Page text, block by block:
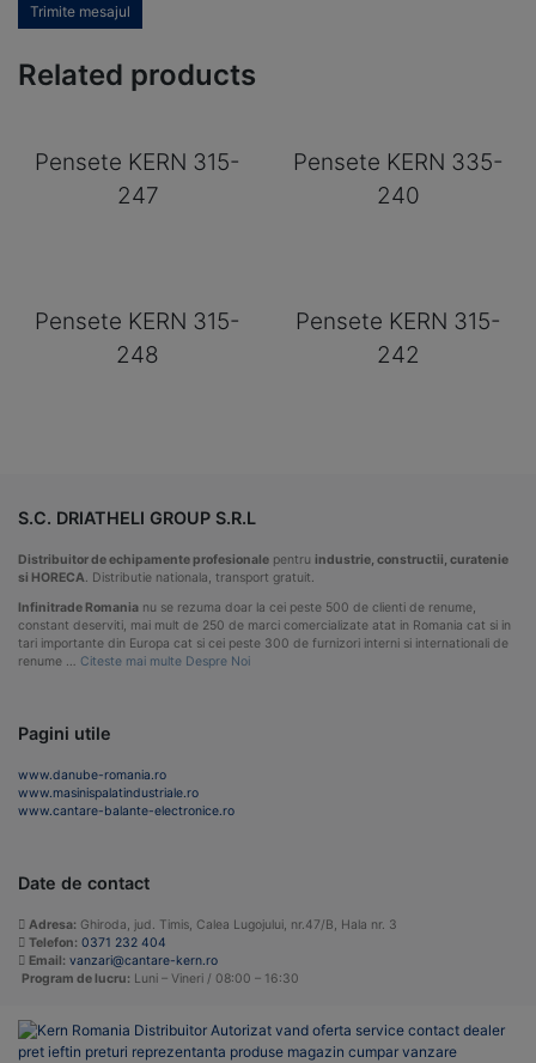
Trimite mesajul
Related products
Pensete KERN 315-
247
Pensete KERN 335-
240
Pensete KERN 315-
248
Pensete KERN 315-
242
S.C. DRIATHELI GROUP S.R.L
Distribuitor de echipamente profesionale pentru industrie, constructii, curatenie
si HORECA. Distributie nationala, transport gratuit.
Infinitrade Romania nu se rezuma doar la cei peste 500 de clienti de renume,
constant deserviti, mai mult de 250 de marci comercializate atat in Romania cat si in
tari importante din Europa cat si cei peste 300 de furnizori interni si internationali de
renume … Citeste mai multe Despre Noi
Pagini utile
www.danube-romania.ro
www.masinispalatindustriale.ro
www.cantare-balante-electronice.ro
Date de contact
Adresa: Ghiroda, jud. Timis, Calea Lugojului, nr.47/B, Hala nr. 3
Telefon: 0371 232 404
Email: vanzari@cantare-kern.ro
Program de lucru: Luni – Vineri / 08:00 – 16:30